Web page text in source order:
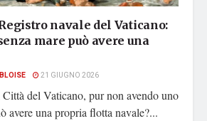
navale del Vaticano:
mare può avere una
21 GIUGNO 2026
del Vaticano, pur non avendo uno
avere una propria flotta navale?...